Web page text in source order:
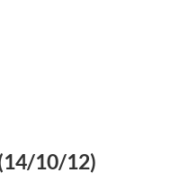
10/12)